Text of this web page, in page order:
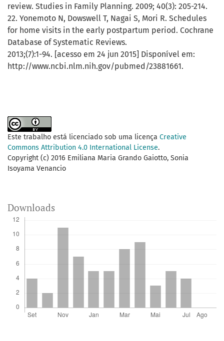
review. Studies in Family Planning. 2009; 40(3): 205-214.
22. Yonemoto N, Dowswell T, Nagai S, Mori R. Schedules
for home visits in the early postpartum period. Cochrane
Database of Systematic Reviews.
2013;(7):1-94. [acesso em 24 jun 2015] Disponível em:
http://www.ncbi.nlm.nih.gov/pubmed/23881661.
Este trabalho está licenciado sob uma licença Creative
Commons Attribution 4.0 International License.
Copyright (c) 2016 Emiliana Maria Grando Gaiotto, Sonia
Isoyama Venancio
Downloads